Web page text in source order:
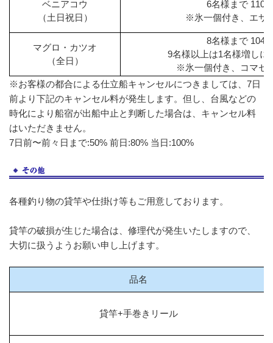
ベニアコウ
（土日祝日）
6名様まで
※氷一個付き、エサ
マグロ・カツオ
（全日）
8名様まで
9名様以上は1名様増しに
※氷一個付き、コマセ
※お客様の都合による仕立船キャンセルにつきましては、7日
前より下記のキャンセル料が発生します。但し、台風などの
時化により船宿が出船中止と判断した場合は、キャンセル料
はいただきません。
7日前〜前々日まで:50% 前日:80% 当日:100%
各種釣り物の貸竿や仕掛け等もご用意しております。
貸竿の破損が生じた場合は、修理代が発生いたしますので、
大切に扱うようお願い申し上げます。
品名
貸竿+手巻きリール